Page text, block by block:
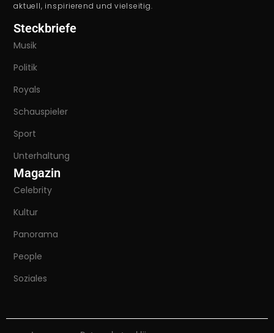
aktuell, inspirierend und vielseitig.
Steckbriefe
Musik
Politik
Royals
Schauspieler
Sport
Unterhaltung
Magazin
Celebrity
Kultur
Panorama
People
Soziales